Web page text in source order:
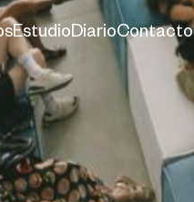
EstudioDiarioContacto